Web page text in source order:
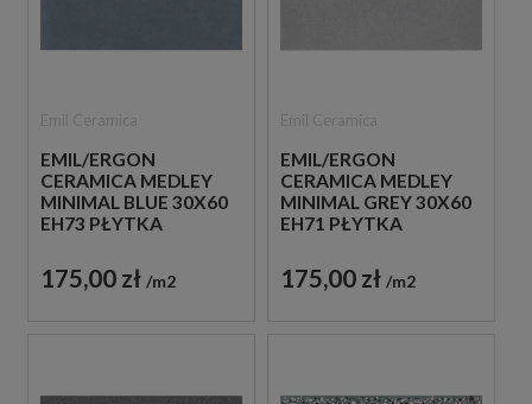
EMIL/ERGON
CERAMICA MEDLEY
MINIMAL BLUE 30X60
EH73 PŁYTKA
175,00 zł m2
EMIL/ERGON
CERAMICA MEDLEY
MINIMAL GREY 30X60
EH71 PŁYTKA
175,00 zł m2